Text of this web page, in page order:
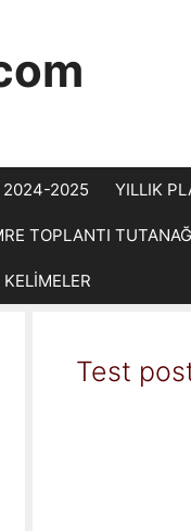
2024-2025 YILLIK
TOPLANTI
Test